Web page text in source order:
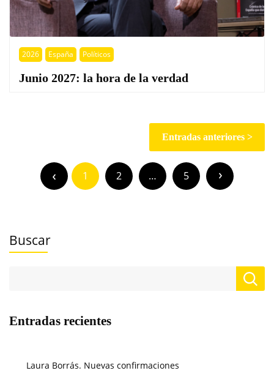
2026 España Políticos
Junio 2027: la hora de la verdad
entradas
Entradas anteriores
entradas
1 2 … 5
Buscar
Entradas recientes
Laura Borrás. Nuevas confirmaciones